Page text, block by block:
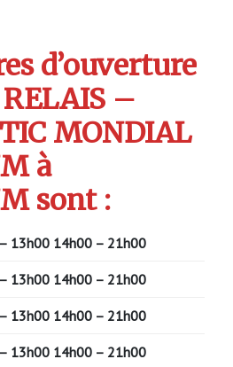
d’ouverture
–
MONDIAL
à
sont :
13h00 14h00 – 21h00
13h00 14h00 – 21h00
13h00 14h00 – 21h00
13h00 14h00 – 21h00